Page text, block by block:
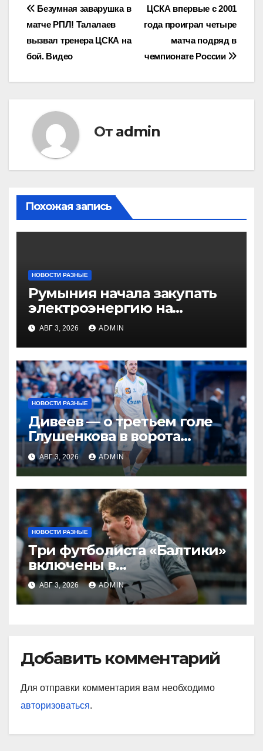
Навигация
по
записям
ЦСКА впервые с 2001
года проиграл четыре
матча подряд в
чемпионате России
Безумная заварушка в
матче РПЛ! Талалаев
вызвал тренера ЦСКА на
бой. Видео
От admin
Похожая запись
НОВОСТИ РАЗНЫЕ
Румыния начала закупать
электроэнергию на
Украине из-за дефицита
АВГ 3, 2026 ADMIN
НОВОСТИ РАЗНЫЕ
Дивеев — о третьем голе
Глушенкова в ворота
«Оренбурга»: «Напомнил
Джону Джону, что
наигрывали в такой
ситуации»
АВГ 3, 2026 ADMIN
НОВОСТИ РАЗНЫЕ
Три футболиста «Балтики»
включены в
символическую сборную
2‑го тура РПЛ по версии
подписчиков МАТЧ
АВГ 3, 2026 ADMIN
Добавить комментарий
Для отправки комментария вам необходимо
авторизоваться.